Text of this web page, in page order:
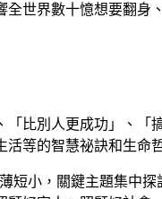
世界數十憶想要翻
比別人更成功」、
等的智慧祕訣和生
小，關鍵主題集中